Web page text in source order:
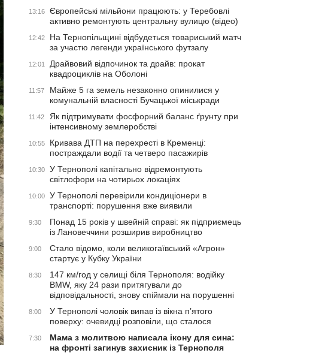
13:16
Європейські мільйони працюють: у Теребовлі
активно ремонтують центральну вулицю (відео)
12:42
На Тернопільщині відбудеться товариський матч
за участю легенди українського футзалу
12:01
Драйвовий відпочинок та драйв: прокат
квадроциклів на Оболоні
11:57
Майже 5 га земель незаконно опинилися у
комунальній власності Бучацької міськради
11:42
Як підтримувати фосфорний баланс ґрунту при
інтенсивному землеробстві
10:55
Кривава ДТП на перехресті в Кременці:
постраждали водії та четверо пасажирів
10:30
У Тернополі капітально відремонтують
світлофори на чотирьох локаціях
10:00
У Тернополі перевірили кондиціонери в
транспорті: порушення вже виявили
9:30
Понад 15 років у швейній справі: як підприємець
із Лановеччини розширив виробництво
9:00
Стало відомо, коли великогаївський «Агрон»
стартує у Кубку України
8:30
147 км/год у селищі біля Тернополя: водійку
BMW, яку 24 рази притягували до
відповідальності, знову спіймали на порушенні
8:00
У Тернополі чоловік випав із вікна п’ятого
поверху: очевидці розповіли, що сталося
7:30
Мама з молитвою написала ікону для сина:
на фронті загинув захисник із Тернополя